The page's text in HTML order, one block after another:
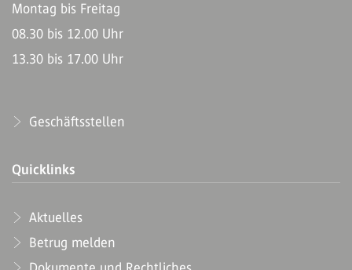
Montag bis Freitag
08.30 bis 12.00 Uhr
13.30 bis 17.00 Uhr
Geschäftsstellen
Quicklinks
Aktuelles
Betrug melden